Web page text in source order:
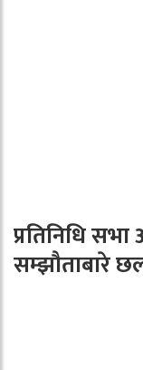
प्रतिनिधि
सम्झौताबारे